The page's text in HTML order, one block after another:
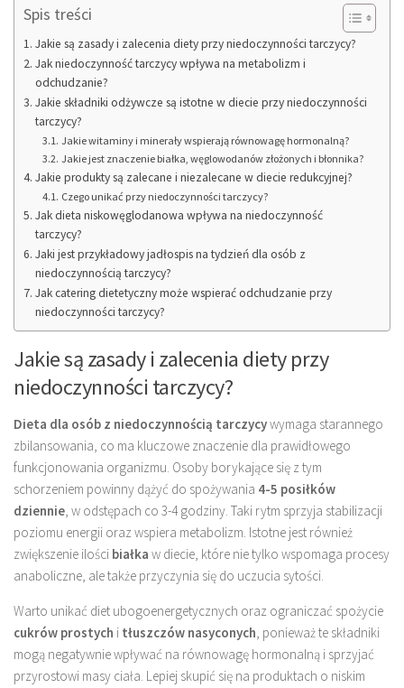
Spis treści
Jakie są zasady i zalecenia diety przy niedoczynności tarczycy?
Jak niedoczynność tarczycy wpływa na metabolizm i
odchudzanie?
Jakie składniki odżywcze są istotne w diecie przy niedoczynności
tarczycy?
Jakie witaminy i minerały wspierają równowagę hormonalną?
Jakie jest znaczenie białka, węglowodanów złożonych i błonnika?
Jakie produkty są zalecane i niezalecane w diecie redukcyjnej?
Czego unikać przy niedoczynności tarczycy?
Jak dieta niskowęglodanowa wpływa na niedoczynność
tarczycy?
Jaki jest przykładowy jadłospis na tydzień dla osób z
niedoczynnością tarczycy?
Jak catering dietetyczny może wspierać odchudzanie przy
niedoczynności tarczycy?
Jakie są zasady i zalecenia diety przy
niedoczynności tarczycy?
Dieta dla osób z niedoczynnością tarczycywymaga starannego
zbilansowania, co ma kluczowe znaczenie dla prawidłowego
funkcjonowania organizmu. Osoby borykające się z tym
schorzeniem powinny dążyć do spożywania 4-5 posiłków
dziennie, w odstępach co 3-4 godziny. Taki rytm sprzyja stabilizacji
poziomu energii oraz wspiera metabolizm. Istotne jest również
zwiększenie ilości białka w diecie, które nie tylko wspomaga procesy
anaboliczne, ale także przyczynia się do uczucia sytości.
Warto unikać diet ubogoenergetycznych oraz ograniczać spożycie
cukrów prostych i tłuszczów nasyconych, ponieważ te składniki
mogą negatywnie wpływać na równowagę hormonalną i sprzyjać
przyrostowi masy ciała. Lepiej skupić się na produktach o niskim